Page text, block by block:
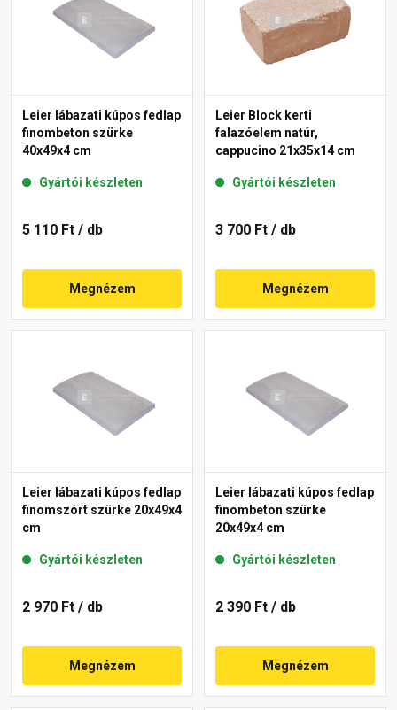
Leier lábazati kúpos fedlap
finombeton szürke
40x49x4 cm
Gyártói készleten
5 110 Ft / db
Megnézem
Leier Block kerti
falazóelem natúr,
cappucino 21x35x14 cm
Gyártói készleten
3 700 Ft / db
Megnézem
Leier lábazati kúpos fedlap
finomszórt szürke 20x49x4
cm
Gyártói készleten
2 970 Ft / db
Megnézem
Leier lábazati kúpos fedlap
finombeton szürke
20x49x4 cm
Gyártói készleten
2 390 Ft / db
Megnézem